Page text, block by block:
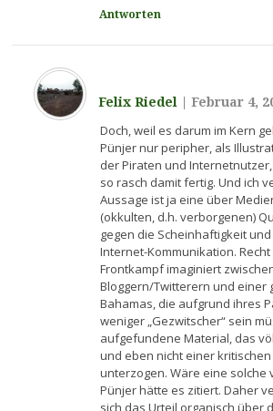
Antworten
Felix Riedel |Februar 4,
Doch, weil es darum im Kern
Pünjer nur peripher, als
der Piraten und
so rasch damit fertig. Und ich
Aussage ist ja eine über
(okkulten, d.h. verborgenen)
gegen die Scheinhaftigkeit
Internet-Kommunikation.
Frontkampf imaginiert
Bloggern/Twitterern und einer
Bahamas, die aufgrund ihres
weniger „Gezwitscher“ sein
aufgefundene Material, das
und eben nicht einer
unterzogen. Wäre eine solche
Pünjer hätte es zitiert. Daher
sich das Urteil organisch über